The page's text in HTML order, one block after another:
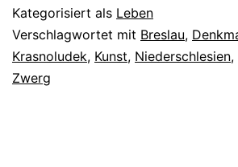
Kategorisiert als Leben
Verschlagwortet mit Breslau,
Krasnoludek, Kunst, Niederschlesien,
Zwerg